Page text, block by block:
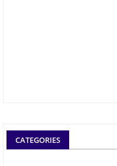
CATEGORIES